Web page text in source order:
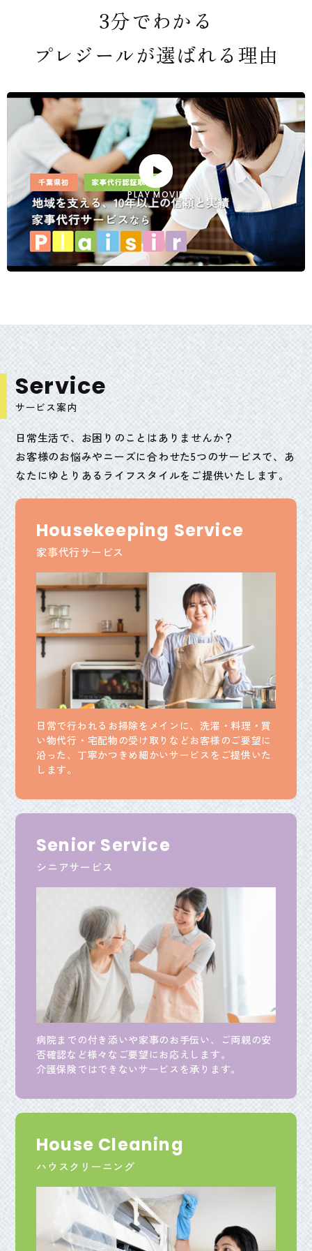
3分でわかる
プレジールが選ばれる理由
PLAY MOVIE
Service
サービス案内
日常生活で、お困りのことはありませんか？
お客様のお悩みやニーズに合わせた5つのサービスで、あ
なたにゆとりあるライフスタイルをご提供いたします。
Housekeeping Service
家事代行サービス
日常で行われるお掃除をメインに、洗濯・料理・買
い物代行・宅配物の受け取りなどお客様のご要望に
沿った、丁寧かつきめ細かいサービスをご提供いた
します。
Senior Service
シニアサービス
病院までの付き添いや家事のお手伝い、ご両親の安
否確認など様々なご要望にお応えします。
介護保険ではできないサービスを承ります。
House Cleaning
ハウスクリーニング